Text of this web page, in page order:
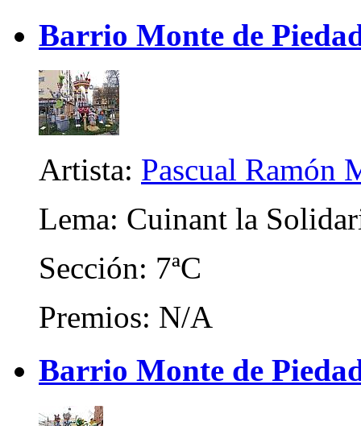
Barrio Monte de
Artista: Pascual Ramón
Lema: Cuinant la
Sección: 7ªC
Premios: N/A
Barrio Monte de